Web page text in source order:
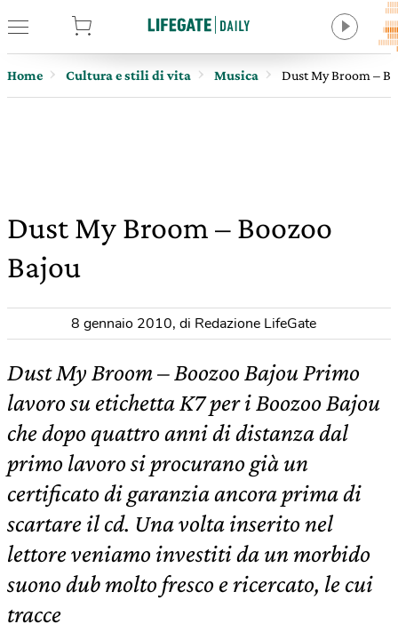
Home Cultura e stili di vita Musica Dust My Broom –
Dust My Broom – Boozoo
Bajou
8 gennaio 2010, di Redazione LifeGate
Dust My Broom – Boozoo Bajou Primo
lavoro su etichetta K7 per i Boozoo Bajou
che dopo quattro anni di distanza dal
primo lavoro si procurano già un
certificato di garanzia ancora prima di
scartare il cd. Una volta inserito nel
lettore veniamo investiti da un morbido
suono dub molto fresco e ricercato, le cui
tracce